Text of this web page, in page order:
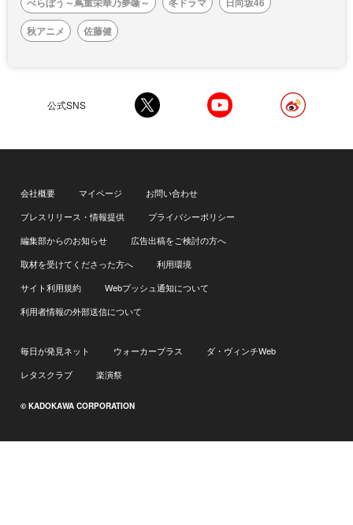
秋アニメ
佐藤健
公式SNS
会社概要 マイページ
お問い合わせ
プレスリリース・情報提供
プライバシーポリシー
編集部からのお知らせ
広告出稿をご検討の方へ
取材を受けてくださった方へ
利用環境
サイト利用規約
Webプッシュ通知について
利用者情報の外部送信について
毎日が発見ネット ウォーカープラス
ダ・ヴィンチWeb
レタスクラブ
楽演祭
© KADOKAWA CORPORATION